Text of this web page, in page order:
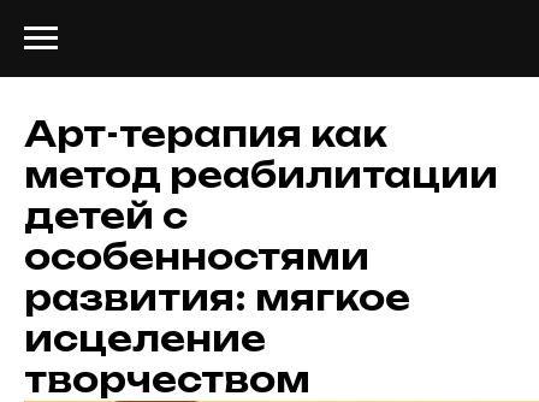
Арт-терапия как
метод реабилитации
детей с
особенностями
развития: мягкое
исцеление
творчеством